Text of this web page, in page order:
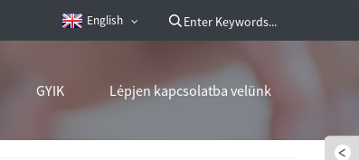
English
GYIK Lépjen kapcsolatba velünk